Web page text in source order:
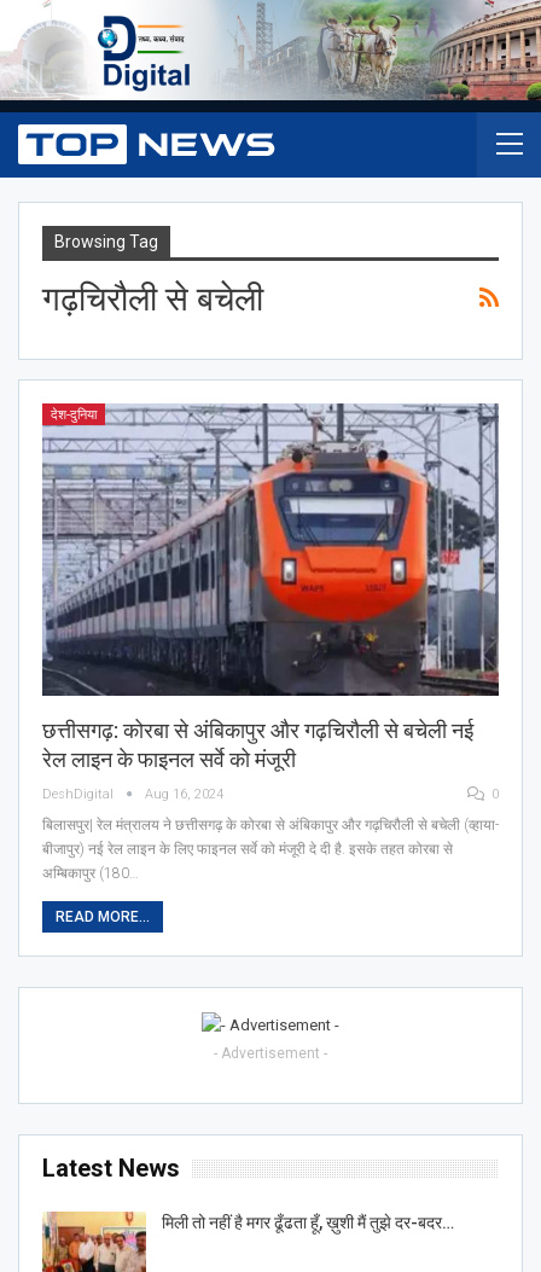
Browsing Tag
गढ़चिरौली से बचेली
देश-दुनिया
छत्तीसगढ़: कोरबा से अंबिकापुर और गढ़चिरौली से बचेली नई
रेल लाइन के फाइनल सर्वे को मंजूरी
DeshDigital Aug 16, 2024 0
बिलासपुर| रेल मंत्रालय ने छत्तीसगढ़ के कोरबा से अंबिकापुर और गढ़चिरौली से बचेली (व्हाया-
बीजापुर) नई रेल लाइन के लिए फाइनल सर्वे को मंजूरी दे दी है. इसके तहत कोरबा से
अम्बिकापुर (180…
READ MORE...
- Advertisement -
Latest News
मिली तो नहीं है मगर ढूँढता हूँ, ख़ुशी मैं तुझे दर-बदर…